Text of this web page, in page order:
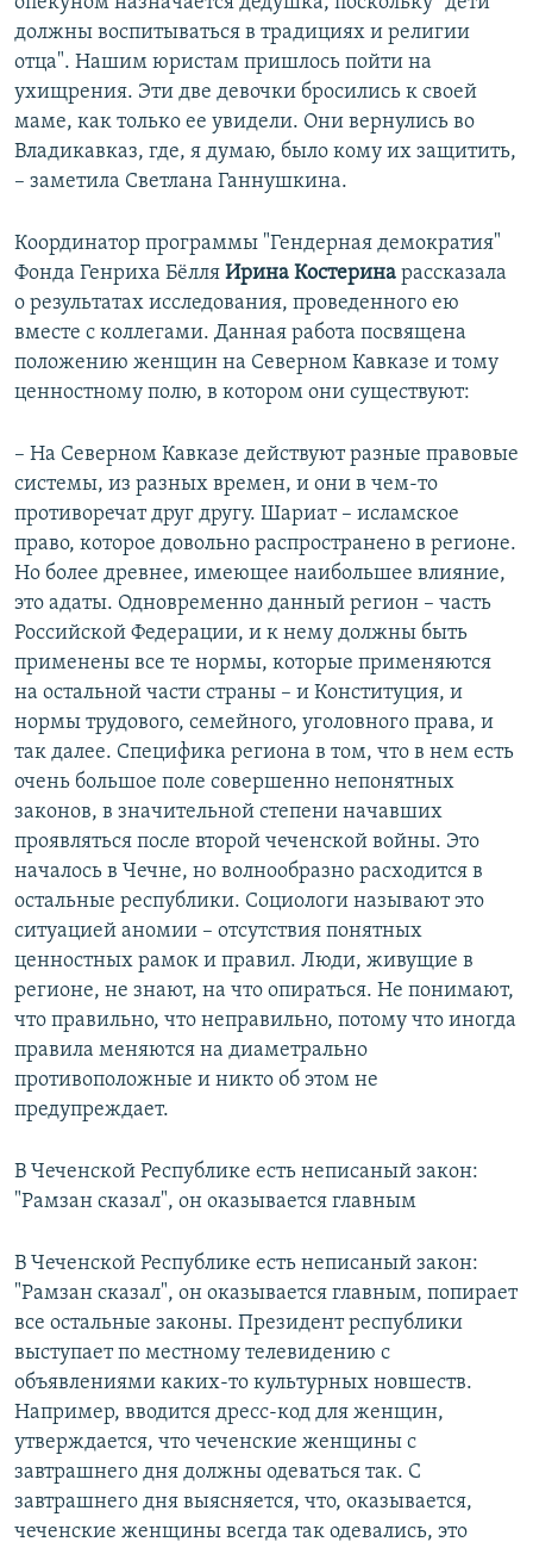
должны воспитываться в традициях и религии
отца". Нашим юристам пришлось пойти на
ухищрения. Эти две девочки бросились к своей
маме, как только ее увидели. Они вернулись во
Владикавказ, где, я думаю, было кому их защитить,
– заметила Светлана Ганнушкина.
Координатор программы "Гендерная демократия"
Фонда Генриха Бёлля Ирина Костерина рассказала
о результатах исследования, проведенного ею
вместе с коллегами. Данная работа посвящена
положению женщин на Северном Кавказе и тому
ценностному полю, в котором они существуют:
– На Северном Кавказе действуют разные правовые
системы, из разных времен, и они в чем-то
противоречат друг другу. Шариат – исламское
право, которое довольно распространено в регионе.
Но более древнее, имеющее наибольшее влияние,
это адаты. Одновременно данный регион – часть
Российской Федерации, и к нему должны быть
применены все те нормы, которые применяются
на остальной части страны – и Конституция, и
нормы трудового, семейного, уголовного права, и
так далее. Специфика региона в том, что в нем есть
очень большое поле совершенно непонятных
законов, в значительной степени начавших
проявляться после второй чеченской войны. Это
началось в Чечне, но волнообразно расходится в
остальные республики. Социологи называют это
ситуацией аномии – отсутствия понятных
ценностных рамок и правил. Люди, живущие в
регионе, не знают, на что опираться. Не понимают,
что правильно, что неправильно, потому что иногда
правила меняются на диаметрально
противоположные и никто об этом не
предупреждает.
В Чеченской Республике есть неписаный закон:
"Рамзан сказал", он оказывается главным
В Чеченской Республике есть неписаный закон:
"Рамзан сказал", он оказывается главным, попирает
все остальные законы. Президент республики
выступает по местному телевидению с
объявлениями каких-то культурных новшеств.
Например, вводится дресс-код для женщин,
утверждается, что чеченские женщины с
завтрашнего дня должны одеваться так. С
завтрашнего дня выясняется, что, оказывается,
чеченские женщины всегда так одевались, это